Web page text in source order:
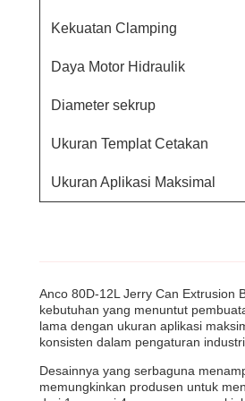
Kekuatan Clamping
Daya Motor Hidraulik
Diameter sekrup
Ukuran Templat Cetakan
Ukuran Aplikasi Maksimal
Anco 80D-12L Jerry Can Extrusion
kebutuhan yang menuntut
lama dengan ukuran aplikasi
konsisten dalam pengaturan industri.
Desainnya yang serbaguna
memungkinkan produsen untuk